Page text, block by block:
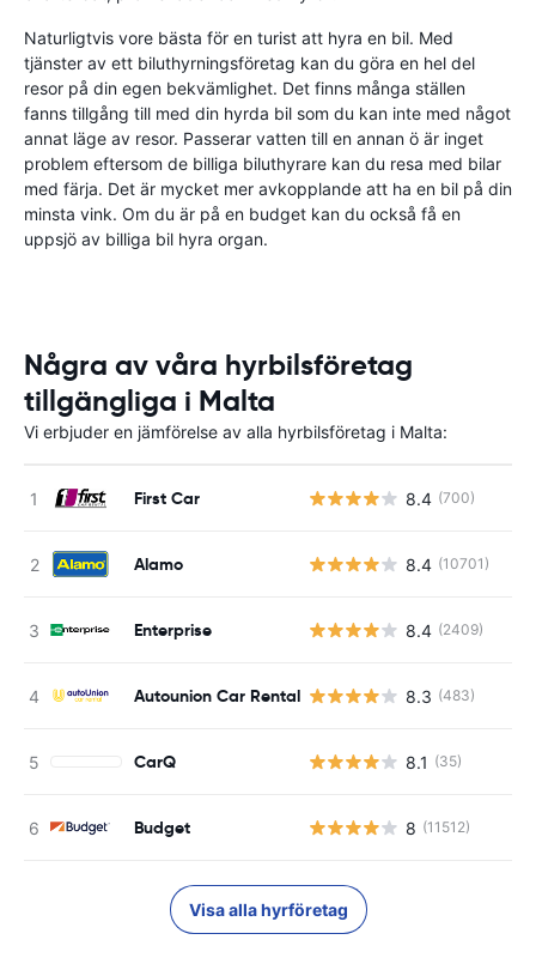
Naturligtvis vore bästa för en turist att hyra en bil. Med
tjänster av ett biluthyrningsföretag kan du göra en hel del
resor på din egen bekvämlighet. Det finns många ställen
fanns tillgång till med din hyrda bil som du kan inte med något
annat läge av resor. Passerar vatten till en annan ö är inget
problem eftersom de billiga biluthyrare kan du resa med bilar
med färja. Det är mycket mer avkopplande att ha en bil på din
minsta vink. Om du är på en budget kan du också få en
uppsjö av billiga bil hyra organ.
Några av våra hyrbilsföretag
tillgängliga i Malta
Vi erbjuder en jämförelse av alla hyrbilsföretag i Malta:
First Car 8.4 (700)
Alamo 8.4 (10701)
Enterprise 8.4 (2409)
Autounion Car Rental 8.3 (483)
CarQ 8.1 (35)
Budget 8 (11512)
Visa alla hyrföretag